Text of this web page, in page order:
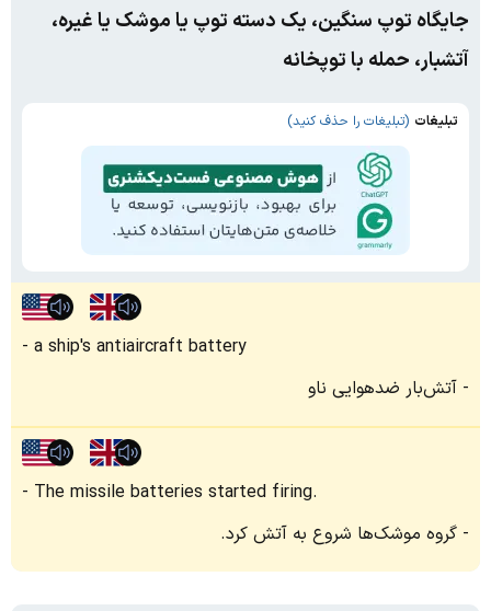
جایگاه توپ سنگین، یک دسته توپ یا موشک یا غیره،
آتشبار، حمله با توپخانه
تبلیغات (تبلیغات را حذف کنید)
a ship's antiaircraft battery
آتش‌بار ضدهوایی ناو
The missile batteries started firing.
گروه موشک‌ها شروع به آتش کرد.